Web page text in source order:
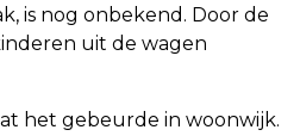
is nog onbekend. Door de
uit de wagen
het gebeurde in woonwijk.